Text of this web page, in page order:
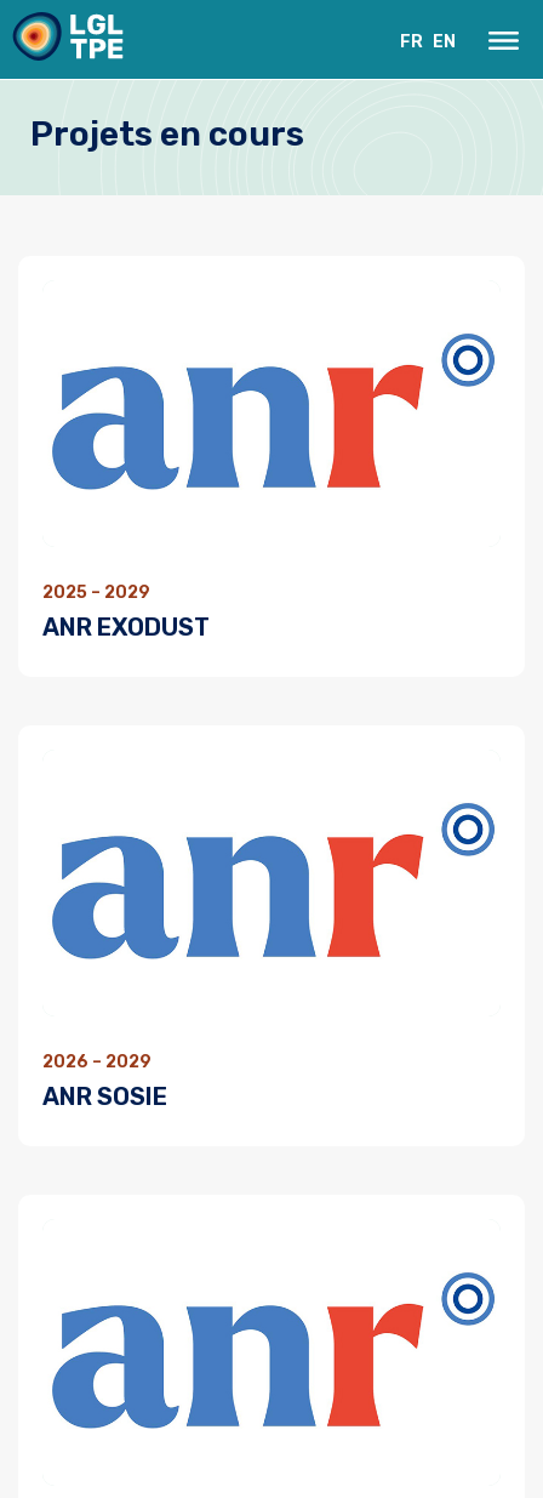
Le Laboratoire
Recherche
Instrumentation
Infos pratiques
FR EN
Projets en cours
2025 – 2029
ANR EXODUST
2026 – 2029
ANR SOSIE